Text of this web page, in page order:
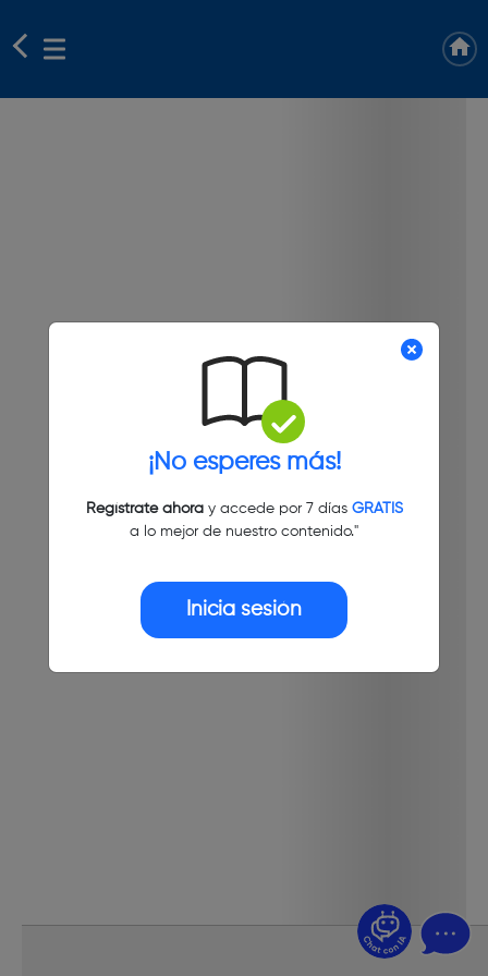
¡No esperes más!
Regístrate ahoray accede por 7 días GRATIS
a lo mejor de nuestro contenido."
Inicia sesión